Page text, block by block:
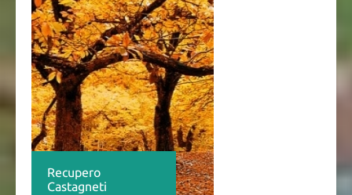
Recupero
Castagneti